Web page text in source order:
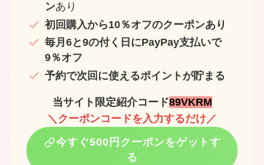
ンあり
初回購入から10％オフのクーポンあり
毎月6と9の付く日にPayPay支払いで
9％オフ
予約で次回に使えるポイントが貯まる
当サイト限定紹介コード89VKRM
＼クーポンコードを入力するだけ／
今すぐ500円クーポンをゲットす
る